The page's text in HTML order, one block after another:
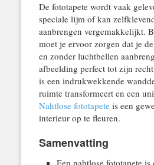
De fototapete wordt vaak
speciale lijm of kan
aanbrengen vergemakkelijkt.
moet je ervoor zorgen dat je
en zonder luchtbellen
afbeelding perfect tot zijn
is een indrukwekkende
ruimte transformeert en een
Nahtlose fototapeteis een
interieur op te fleuren.
Samenvatting
Een nahtlose fototapete is